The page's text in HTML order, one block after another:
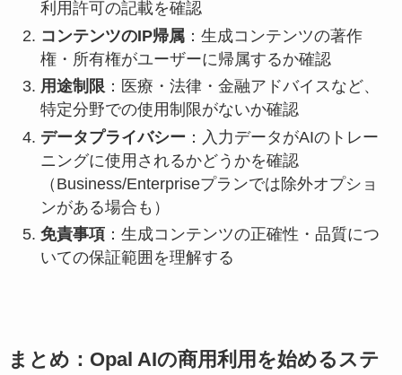
利用許可の記載を確認
コンテンツのIP帰属：生成コンテンツの著作
権・所有権がユーザーに帰属するか確認
用途制限：医療・法律・金融アドバイスなど、
特定分野での使用制限がないか確認
データプライバシー ：入力データがAIのトレー
ニングに使用されるかどうかを確認
（Business/Enterpriseプランでは除外オプショ
ンがある場合も）
免責事項：生成コンテンツの正確性・品質につ
いての保証範囲を理解する
まとめ：Opal AIの商用利用を始めるステ